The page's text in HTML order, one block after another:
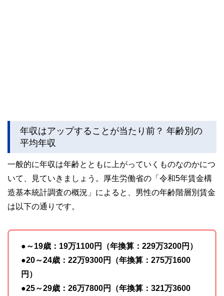
年収はアップすることが当たり前？ 年齢別の
平均年収
一般的に年収は年齢とともに上がっていくものなのかにつ
いて、見ていきましょう。厚生労働省の「令和5年賃金構
造基本統計調査の概況」によると、男性の年齢階層別賃金
は以下の通りです。
●～19歳：19万1100円（年換算：229万3200円）
●20～24歳：22万9300円（年換算：275万1600
円）
●25～29歳：26万7800円（年換算：321万3600